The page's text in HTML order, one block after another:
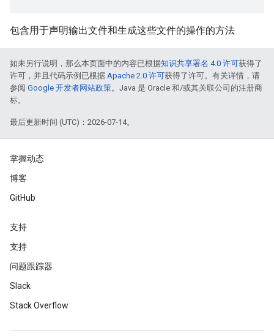
包含用于声明输出文件和生成这些文件的操作的方法
如未另行说明，那么本页面中的内容已根据知识共享署名 4.0 许可获得了
许可，并且代码示例已根据 Apache 2.0 许可获得了许可。有关详情，请
参阅 Google 开发者网站政策。Java 是 Oracle 和/或其关联公司的注册商
标。
最后更新时间 (UTC)：2026-07-14。
掌握动态
博客
GitHub
支持
支持
问题跟踪器
Slack
Stack Overflow